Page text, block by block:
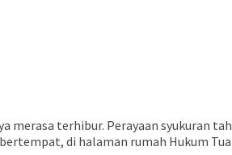
merasa terhibur. Perayaan syukuran
di halaman rumah Hukum